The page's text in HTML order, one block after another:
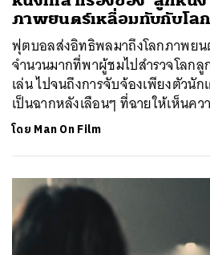
ภาพยนตร์เหลื่อมทับกับโล
ฟุตบอลส่งอิทธิพลมาถึงโลกภาพยน
จำนวนมากที่พาผู้ชมไปสำรวจโลกลู
เล่น ไปจนถึงการจับจ้องเพียงตัวนัก
เป็นฉากหลังเลือนๆ ที่ฉายให้เห็นค
โดย Man On Film